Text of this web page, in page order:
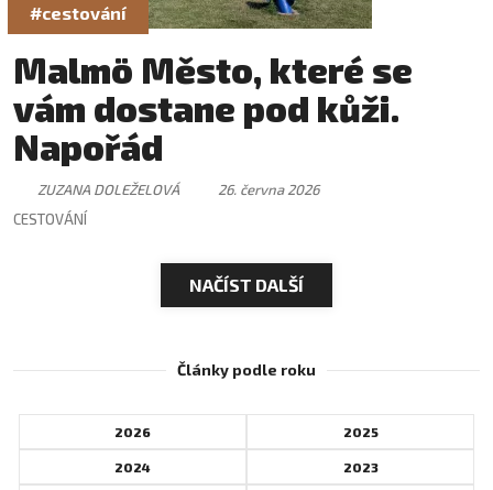
#cestování
Malmö Město, které se
vám dostane pod kůži.
Napořád
ZUZANA DOLEŽELOVÁ
26. června 2026
CESTOVÁNÍ
NAČÍST DALŠÍ
Články podle roku
2026 2025
2024 2023